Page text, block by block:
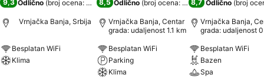
9,3 Odlično (broj ocena: 174)
Vrnjačka Banja, Srbija
Besplatan WiFi
Klima
8,5 Odlično (broj ocena: 1.195)
Vrnjačka Banja, Centar
grada: udaljenost 1.1 km
Besplatan WiFi
Parking
Klima
8,7 Odlično (broj
Vrnjačka Banja,
grada: udaljenost
Besplatan WiFi
Bazen
Spa